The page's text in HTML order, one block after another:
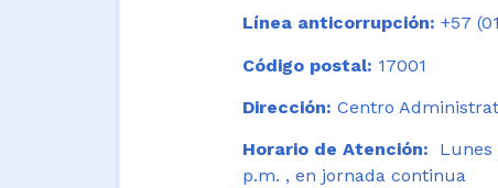
Línea anticorrupción: +57
Código postal: 17001
Dirección: Centro
Horario de Atención: Lunes
p.m. , en jornada continua